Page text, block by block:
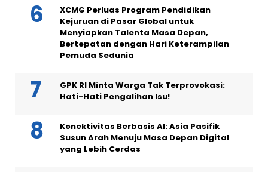
XCMG Perluas Program Pendidikan
Kejuruan di Pasar Global untuk
Menyiapkan Talenta Masa Depan,
Bertepatan dengan Hari Keterampilan
Pemuda Sedunia
GPK RI Minta Warga Tak Terprovokasi:
Hati-Hati Pengalihan Isu!
Konektivitas Berbasis AI: Asia Pasifik
Susun Arah Menuju Masa Depan Digital
yang Lebih Cerdas